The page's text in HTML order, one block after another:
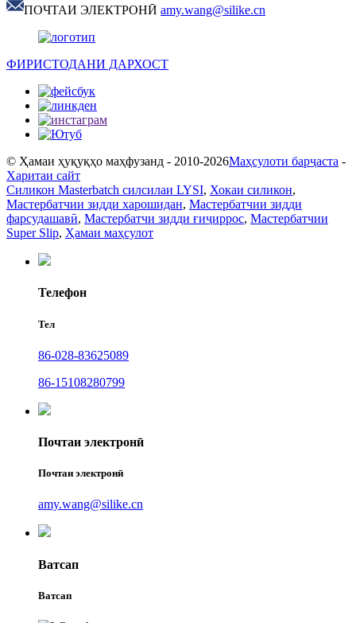
ПОЧТАИ ЭЛЕКТРОНӢ amy.wang@silike.cn
ФИРИСТОДАНИ ДАРХОСТ
© Ҳамаи ҳуқуқҳо маҳфузанд - 2010-2026Маҳсулоти барҷаста -
Харитаи сайт
Силикон Masterbatch силсилаи LYSI, Хокаи силикон,
Мастербатчии зидди харошидан, Мастербатчии зидди
фарсудашавӣ, Мастербатчи зидди ғиҷиррос, Мастербатчии
Super Slip, Ҳамаи маҳсулот
Телефон
Тел
86-028-83625089
86-15108280799
Почтаи электронӣ
Почтаи электронӣ
amy.wang@silike.cn
Ватсап
Ватсап